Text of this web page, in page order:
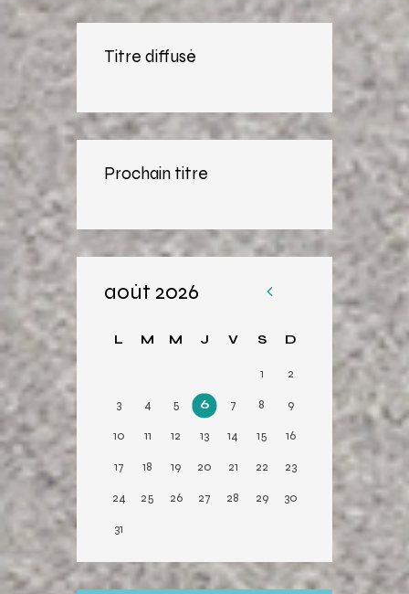
Titre diffusé
Prochain titre
août 2026
L M M J V S D
1
2
3
4 5 6 7 8
9
10
11 12 13 14 15
16
17
18 19 20 21 22
23
24
25 26 27 28 29
30
31
«
r